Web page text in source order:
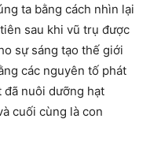
ta bằng cách nhìn lại
sau khi vũ trụ được
sự sáng tạo thế giới
các nguyên tố phát
đã nuôi dưỡng hạt
cuối cùng là con